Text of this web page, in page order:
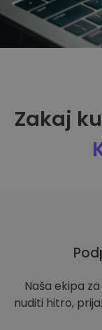
Zakaj
Naša ekipa
nuditi hitro,